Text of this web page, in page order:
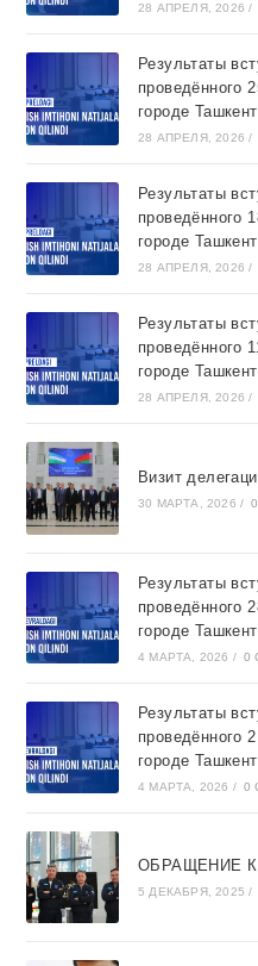
28 АПРЕЛЯ, 2026 /
Результаты
проведённого
городе
28 АПРЕЛЯ, 2026 /
Результаты
проведённого
городе
28 АПРЕЛЯ, 2026 /
Результаты
проведённого
городе
28 АПРЕЛЯ, 2026 /
Визит
30 МАРТА, 2026 /
Результаты
проведённого
городе
4 МАРТА, 2026 / 0
Результаты
проведённого
городе
4 МАРТА, 2026 / 0
ОБРАЩЕНИЕ
5 ДЕКАБРЯ, 2025 /